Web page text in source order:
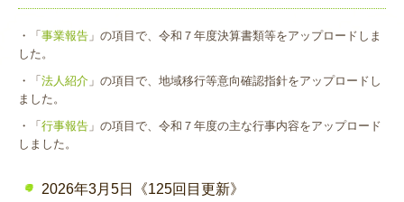
職員レポート
・「 事業報告 」の項目で、令和７年度決算書類等をアップロードしま
した。
・「 法人紹介 」の項目で、地域移行等意向確認指針をアップロードし
ました。
・「 行事報告 」の項目で、令和７年度の主な行事内容をアップロード
しました。
2026年3月5日《125回目更新》